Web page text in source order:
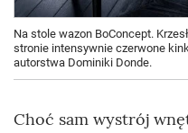
Na stole wazon BoConcept.
stronie intensywnie czerwone
autorstwa Dominiki Donde.
Choć sam wystrój